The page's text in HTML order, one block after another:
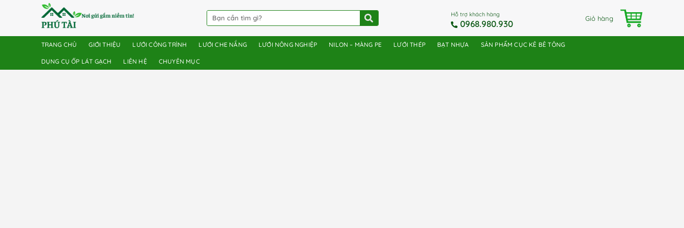
Hỗ trợ khách hàng
0968.980.930 Giỏ hàng
TRANG CHỦ GIỚI THIỆU LƯỚI CÔNG TRÌNH LƯỚI CHE NẮNG LƯỚI NÔNG NGHIỆP NILON – MÀNG PE LƯỚI THÉP BẠT NHỰA SẢN PHẨM CỤC KÊ BÊ TÔNG
DỤNG CỤ ỐP LÁT GẠCH LIÊN HỆ CHUYÊN MỤC